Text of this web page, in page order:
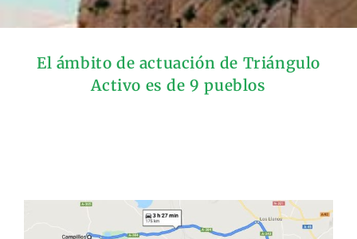
El ámbito de actuación de Triángulo
Activo es de 9 pueblos